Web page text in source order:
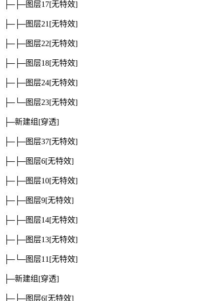
├─├─图层17[无特效]
├─├─图层21[无特效]
├─├─图层22[无特效]
├─├─图层18[无特效]
├─├─图层24[无特效]
├─└─图层23[无特效]
├─新建组 [穿透]
├─├─图层37[无特效]
├─├─图层6[无特效]
├─├─图层10[无特效]
├─├─图层9[无特效]
├─├─图层14[无特效]
├─├─图层13[无特效]
├─└─图层11[无特效]
├─新建组 [穿透]
├─├─图层6[无特效]